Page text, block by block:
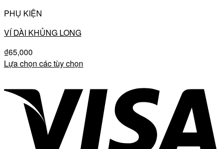
PHỤ KIỆN
VÍ DÀI KHỦNG LONG
₫65,000
Lựa chọn các tùy chọn